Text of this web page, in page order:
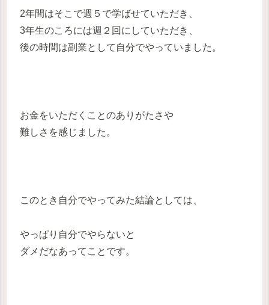
2年間はそこで週５で学ばせていただき、
3年生のころには週２回にしていただき、
後の時間は副業として自分でやっていました。
お金をいただくことのありがたさや
難しさを感じました。
このとき自分でやってみた結論としては、
やっぱり自分でやらないと
ダメだなあってことです。